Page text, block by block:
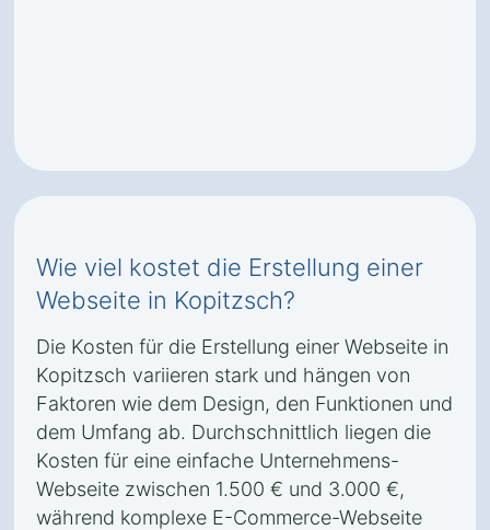
Wie viel kostet die Erstellung einer
Webseite in Kopitzsch?
Die Kosten für die Erstellung einer Webseite in
Kopitzsch variieren stark und hängen von
Faktoren wie dem Design, den Funktionen und
dem Umfang ab. Durchschnittlich liegen die
Kosten für eine einfache Unternehmens-
Webseite zwischen 1.500 € und 3.000 €,
während komplexe E-Commerce-Webseite